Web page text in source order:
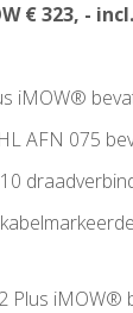
€ 323, -
iMOW®
AFN 075
Plus iMOW®